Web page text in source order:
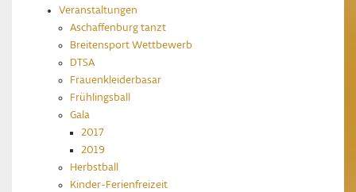
Veranstaltungen
Aschaffenburg tanzt
Breitensport Wettbewerb
DTSA
Frauenkleiderbasar
Frühlingsball
Gala
2017
2019
Herbstball
Kinder-Ferienfreizeit